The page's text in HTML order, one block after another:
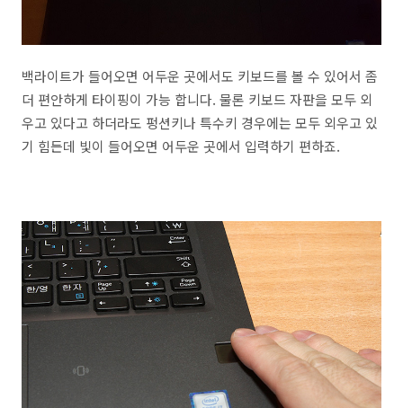
백라이트가 들어오면 어두운 곳에서도 키보드를 볼 수 있어서 좀
더 편안하게 타이핑이 가능 합니다. 물론 키보드 자판을 모두 외
우고 있다고 하더라도 펑션키나 특수키 경우에는 모두 외우고 있
기 힘든데 빛이 들어오면 어두운 곳에서 입력하기 편하죠.